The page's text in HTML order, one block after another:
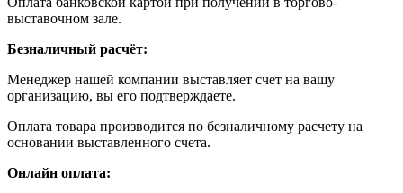
выставочном зале.
Безналичный расчёт:
Менеджер нашей компании выставляет счет на вашу
организацию, вы его подтверждаете.
Оплата товара производится по безналичному расчету на
основании выставленного счета.
Онлайн оплата: